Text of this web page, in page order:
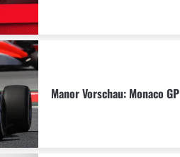
Manor Vorschau: Monaco GP